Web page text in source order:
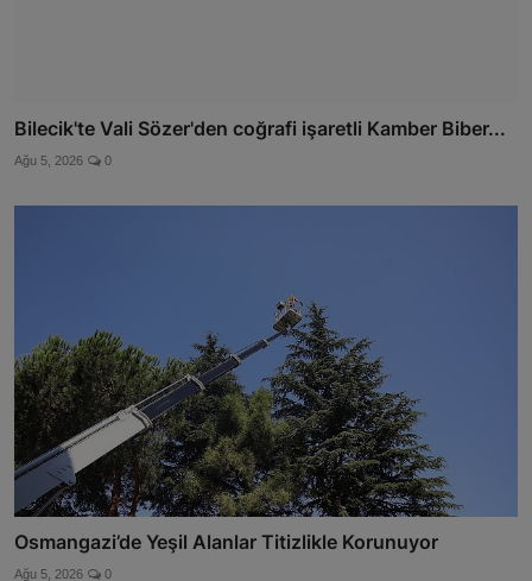
Bilecik'te Vali Sözer'den coğrafi işaretli Kamber Biber...
Ağu 5, 2026 0
Osmangazi’de Yeşil Alanlar Titizlikle Korunuyor
Ağu 5, 2026 0